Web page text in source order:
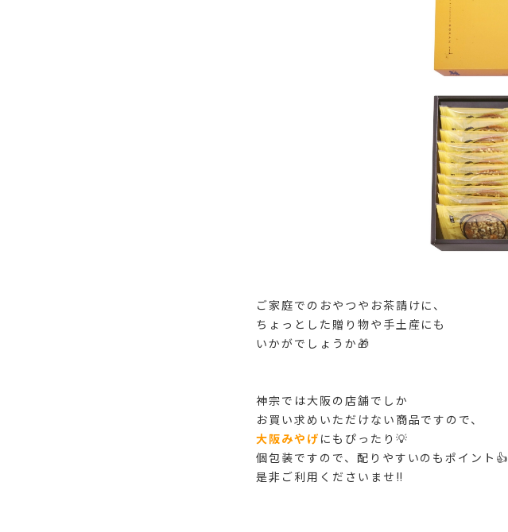
ご家庭でのおやつやお茶請けに、
ちょっとした贈り物や手土産にも
いかがでしょうか🎁
神宗では大阪の店舗でしか
お買い求めいただけない商品ですので、
大阪みやげ にもぴったり💡
個包装ですので、配りやすいのもポイント👍
是非ご利用くださいませ‼️